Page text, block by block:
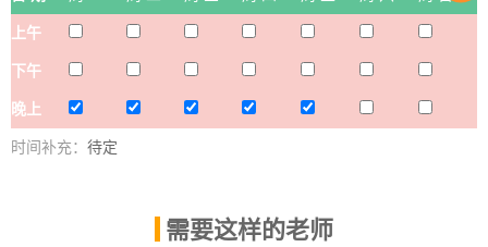
上午
下午
晚上
时间补充： 待定
需要这样的老师